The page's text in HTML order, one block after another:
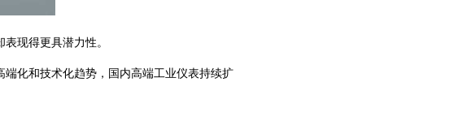
现得更具潜力性。
化和技术化趋势，国内高端工业仪表持续扩